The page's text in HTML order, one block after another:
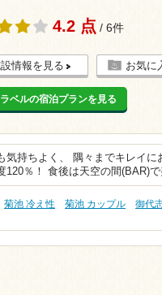
4.2 点 / 6件
情報を見る お気に
ベルの宿泊プランを見る
持ちよく、 隅々までキレイに
120％！ 食後は天空の間(BAR)で
菊池 冷え性 菊池 カップル 御代